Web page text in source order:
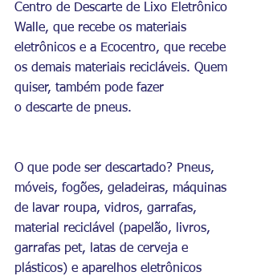
Centro de Descarte de Lixo Eletrônico
Walle, que recebe os materiais
eletrônicos e a Ecocentro, que recebe
os demais materiais recicláveis. Quem
quiser, também pode fazer
o descarte de pneus.
O que pode ser descartado? Pneus,
móveis, fogões, geladeiras, máquinas
de lavar roupa, vidros, garrafas,
material reciclável (papelão, livros,
garrafas pet, latas de cerveja e
plásticos) e aparelhos eletrônicos